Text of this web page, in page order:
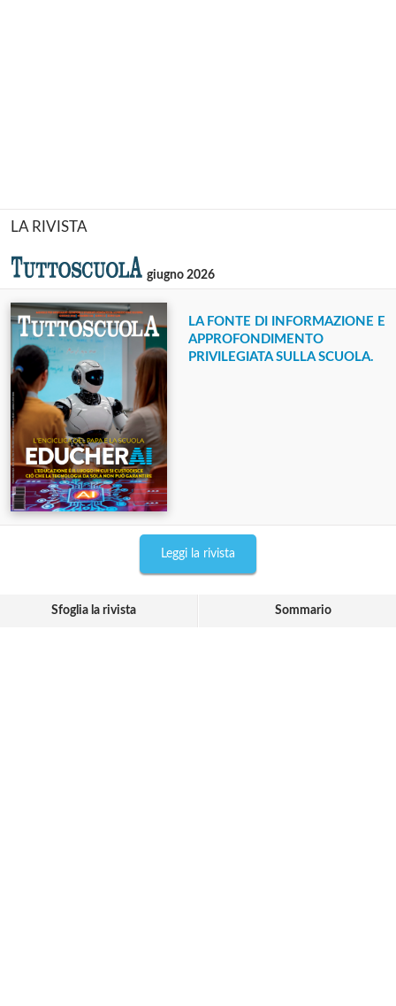
LA RIVISTA
giugno 2026
LA FONTE DI INFORMAZIONE E
APPROFONDIMENTO
PRIVILEGIATA SULLA SCUOLA.
Leggi la rivista
Sfoglia la rivista Sommario